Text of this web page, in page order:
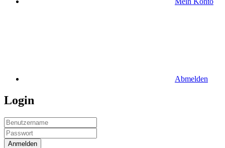
Abmelden
Login
Anmelden